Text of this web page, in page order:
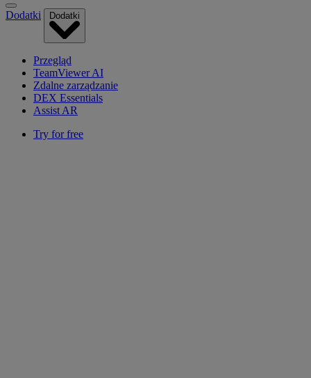
Dodatki Dodatki
Przegląd
TeamViewer AI
Zdalne zarządzanie
DEX Essentials
Assist AR
Try for free